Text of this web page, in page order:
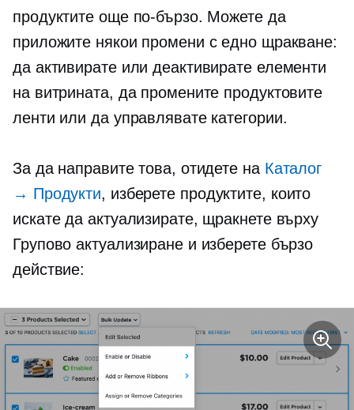
продуктите още по-бързо. Можете да
приложите някои промени с едно щракване:
да активирате или деактивирате елементи
на витрината, да промените продуктовите
ленти или да управлявате категории.
За да направите това, отидете на Каталог
→ Продукти, изберете продуктите, които
искате да актуализирате, щракнете върху
Групово актуализиране и изберете бързо
действие: